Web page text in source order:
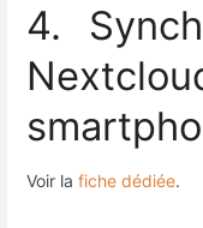
4.
Voir la fiche dédiée.